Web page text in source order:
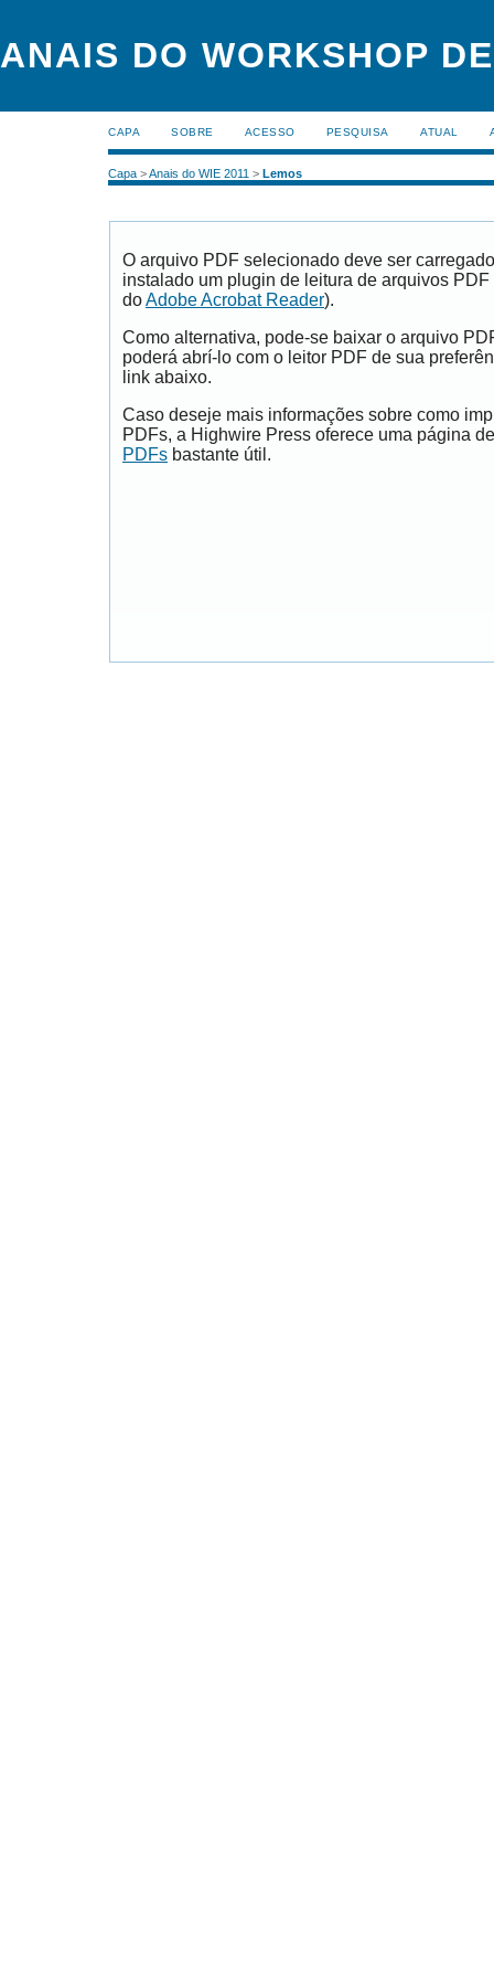
ANAIS DO WORKSHOP
CAPA SOBRE ACESSO PESQUISA ATUAL
Capa >Anais do WIE 2011 > Lemos
O arquivo PDF selecionado deve ser
instalado um plugin de leitura de arquivos
doAdobe Acrobat Reader).
Como alternativa, pode-se baixar o arquivo
poderá abrí-lo com o leitor PDF de sua
link abaixo.
Caso deseje mais informações sobre como
PDFs, a Highwire Press oferece uma página
PDFs bastante útil.